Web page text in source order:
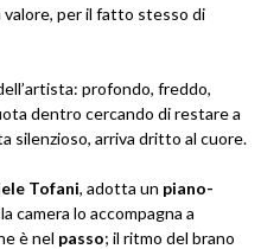
per il fatto stesso di
profondo, freddo,
dentro cercando di restare a
silenzioso, arriva dritto al cuore.
Tofani, adotta un piano-
camera lo accompagna a
è nel passo; il ritmo del brano